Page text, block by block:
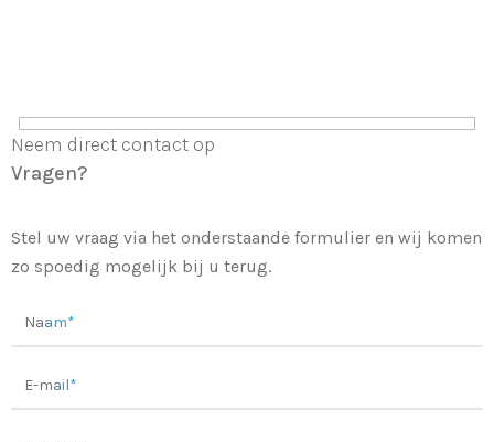
Neem direct contact op
Vragen?
Stel uw vraag via het onderstaande formulier en wij komen
zo spoedig mogelijk bij u terug.